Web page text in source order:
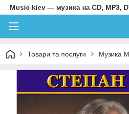
Music kiev — музика на CD, MP3,
Товари та послуги Музика